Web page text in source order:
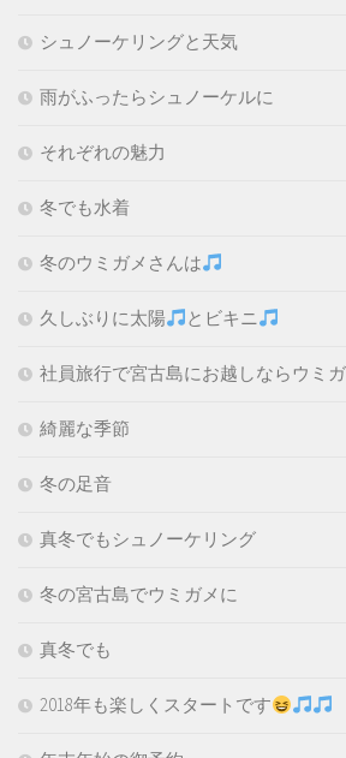
シュノーケリングと天気
雨がふったらシュノーケルに
それぞれの魅力
冬でも水着
冬のウミガメさんは
久しぶりに太陽 とビキニ
社員旅行で宮古島にお越しならウミ
綺麗な季節
冬の足音
真冬でもシュノーケリング
冬の宮古島でウミガメに
真冬でも
2018年も楽しくスタートです